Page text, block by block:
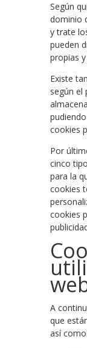
Según
dominio
y trate
pueden
propias
Existe
según el
cookies
Por
cinco
para la
cookies
cookies
A
que
así